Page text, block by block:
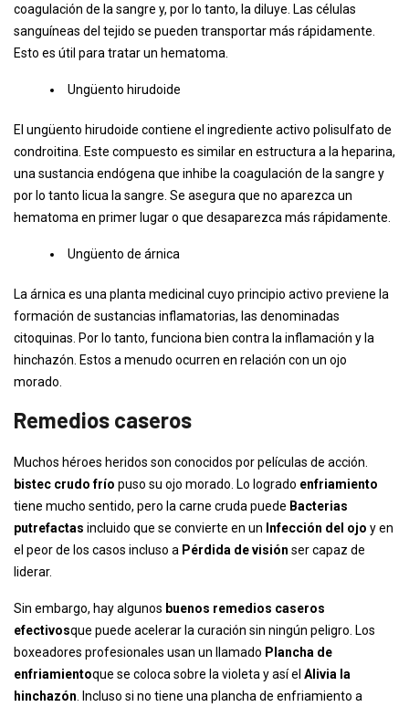
coagulación de la sangre y, por lo tanto, la diluye. Las células
sanguíneas del tejido se pueden transportar más rápidamente.
Esto es útil para tratar un hematoma.
Ungüento hirudoide
El ungüento hirudoide contiene el ingrediente activo polisulfato de
condroitina. Este compuesto es similar en estructura a la heparina,
una sustancia endógena que inhibe la coagulación de la sangre y
por lo tanto licua la sangre. Se asegura que no aparezca un
hematoma en primer lugar o que desaparezca más rápidamente.
Ungüento de árnica
La árnica es una planta medicinal cuyo principio activo previene la
formación de sustancias inflamatorias, las denominadas
citoquinas. Por lo tanto, funciona bien contra la inflamación y la
hinchazón. Estos a menudo ocurren en relación con un ojo
morado.
Remedios caseros
Muchos héroes heridos son conocidos por películas de acción.
bistec crudo frío puso su ojo morado. Lo logrado enfriamiento
tiene mucho sentido, pero la carne cruda puede Bacterias
putrefactas incluido que se convierte en un Infección del ojo y en
el peor de los casos incluso a Pérdida de visión ser capaz de
liderar.
Sin embargo, hay algunos buenos remedios caseros
efectivosque puede acelerar la curación sin ningún peligro. Los
boxeadores profesionales usan un llamado Plancha de
enfriamientoque se coloca sobre la violeta y así el Alivia la
hinchazón . Incluso si no tiene una plancha de enfriamiento a